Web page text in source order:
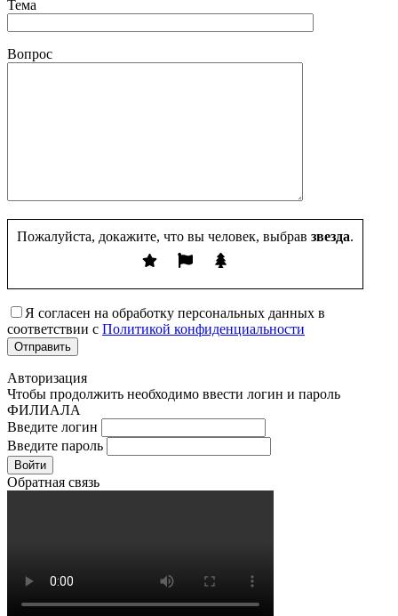
Тема
Вопрос
Пожалуйста, докажите, что вы человек, выбрав звезда.
Я согласен на обработку персональных данных в
соответствии с Политикой конфиденциальности
Авторизация
Чтобы продолжить необходимо ввести логин и пароль
ФИЛИАЛА
Введите логин
Введите пароль
Войти
Обратная связь